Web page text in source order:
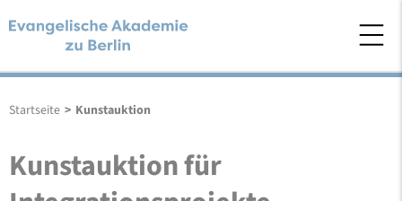
Startseite > Kunstauktion
Kunstauktion für